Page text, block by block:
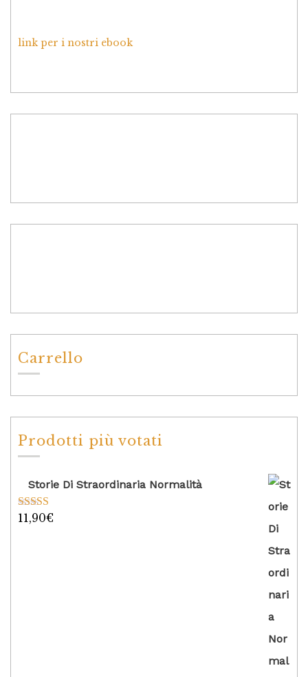
link per i nostri ebook
Carrello
Prodotti più votati
Storie Di Straordinaria Normalità
Valutato
11,90€